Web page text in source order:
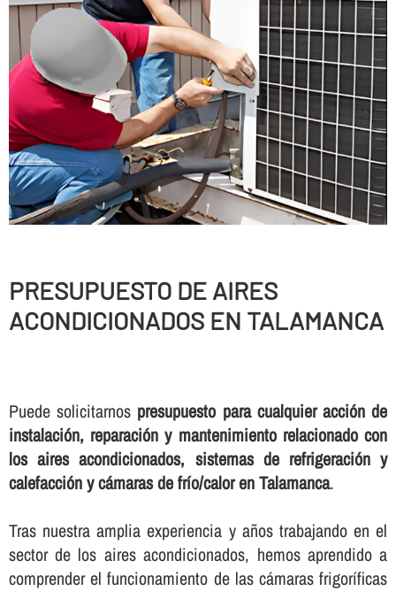
PRESUPUESTO DE AIRES
ACONDICIONADOS EN TALAMANCA
Puede solicitarnos presupuesto para cualquier acción de
instalación, reparación y mantenimiento relacionado con
los aires acondicionados, sistemas de refrigeración y
calefacción y cámaras de frí­o/calor en Talamanca.
Tras nuestra amplia experiencia y años trabajando en el
sector de los aires acondicionados, hemos aprendido a
comprender el funcionamiento de las cámaras frigorí­ficas